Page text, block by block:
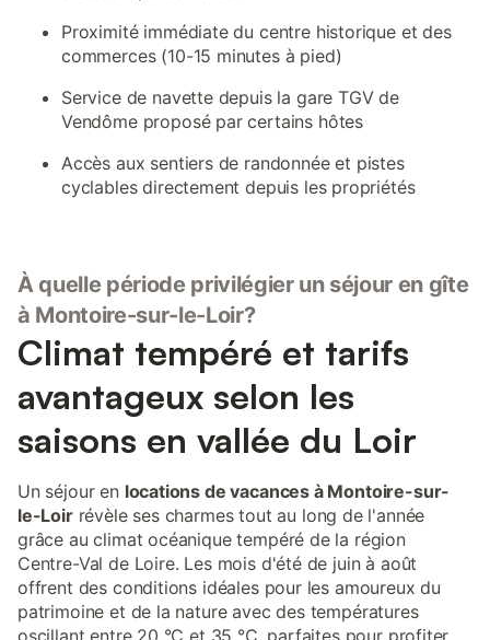
Proximité immédiate du centre historique et des
commerces (10-15 minutes à pied)
Service de navette depuis la gare TGV de
Vendôme proposé par certains hôtes
Accès aux sentiers de randonnée et pistes
cyclables directement depuis les propriétés
À quelle période privilégier un séjour en gîte
à Montoire-sur-le-Loir?
Climat tempéré et tarifs
avantageux selon les
saisons en vallée du Loir
Un séjour en locations de vacances à Montoire-sur-
le-Loirrévèle ses charmes tout au long de l'année
grâce au climat océanique tempéré de la région
Centre-Val de Loire. Les mois d'été de juin à août
offrent des conditions idéales pour les amoureux du
patrimoine et de la nature avec des températures
oscillant entre 20 °C et 35 °C, parfaites pour profiter